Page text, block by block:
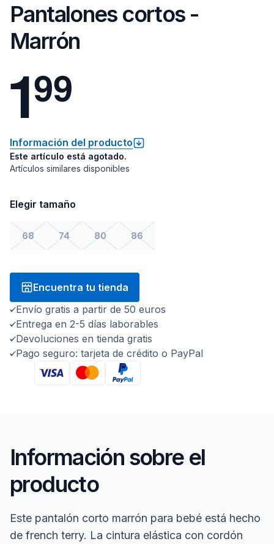
Pantalones cortos -
Marrón
199
Información del producto
Este artículo está agotado.
Artículos similares disponibles
Elegir tamaño
68 74 80 86
Encuentra tu tienda
Envío gratis a partir de 50 euros
Entrega en 2-5 días laborables
Devoluciones en tienda gratis
Pago seguro: tarjeta de crédito o PayPal
Información sobre el
producto
Este pantalón corto marrón para bebé está hecho
de french terry. La cintura elástica con cordón